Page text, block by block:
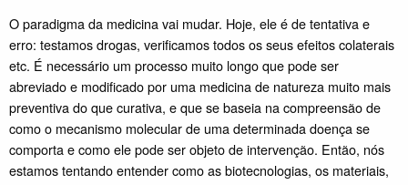
O paradigma da medicina vai mudar. Hoje, ele é de tentativa e
erro: testamos drogas, verificamos todos os seus efeitos colaterais
etc. É necessário um processo muito longo que pode ser
abreviado e modificado por uma medicina de natureza muito mais
preventiva do que curativa, e que se baseia na compreensão de
como o mecanismo molecular de uma determinada doença se
comporta e como ele pode ser objeto de intervenção. Então, nós
estamos tentando entender como as biotecnologias, os materiais,